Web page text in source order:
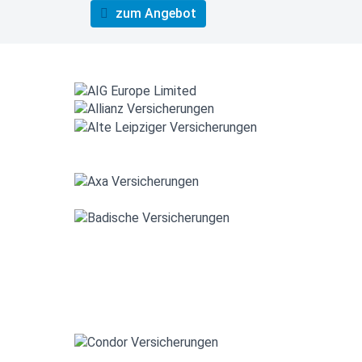
zum Angebot